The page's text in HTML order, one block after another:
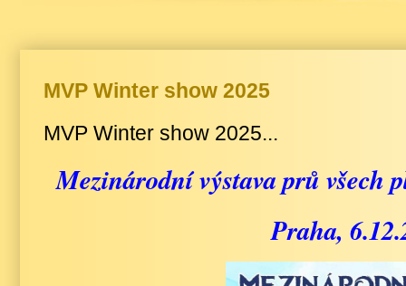
MVP Winter show 2025
MVP Winter show 2025...
Mezinárodní výstava prů všech
Praha,